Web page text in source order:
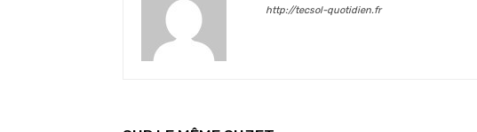
http://tecsol-quotidien.fr